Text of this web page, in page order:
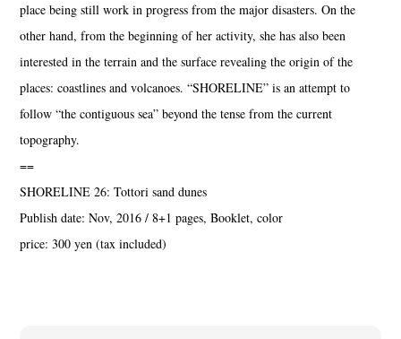
place being still work in progress from the major disasters. On the
other hand, from the beginning of her activity, she has also been
interested in the terrain and the surface revealing the origin of the
places: coastlines and volcanoes. “SHORELINE” is an attempt to
follow “the contiguous sea” beyond the tense from the current
topography.
==
SHORELINE 26: Tottori sand dunes
Publish date: Nov, 2016 / 8+1 pages, Booklet, color
price: 300 yen (tax included)